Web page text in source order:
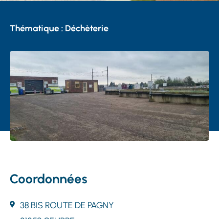
Thématique : Déchèterie
Coordonnées
38 BIS ROUTE DE PAGNY